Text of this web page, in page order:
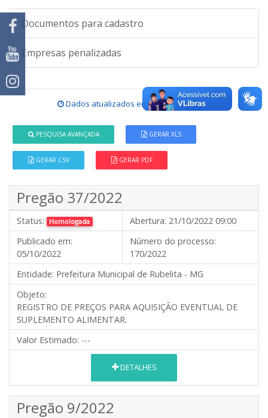
Documentos para cadastro
Empresas penalizadas
Dados atualizados em05/08/2026 16:29
PESQUISA AVANÇADA GERAR XLS
GERAR CSV GERAR PDF
Pregão 37/2022
Status: Homologada Abertura: 21/10/2022 09:00
Publicado em:
05/10/2022
Número do processo:
170/2022
Entidade: Prefeitura Municipal de Rubelita - MG
Objeto:
REGISTRO DE PREÇOS PARA AQUISIÇÃO EVENTUAL DE
SUPLEMENTO ALIMENTAR.
Valor Estimado: ---
DETALHES
Pregão 9/2022